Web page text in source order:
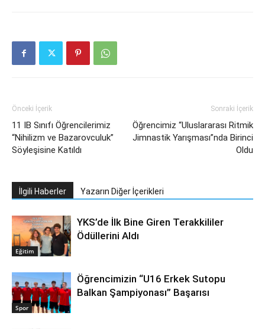
Önceki İçerik
11 IB Sınıfı Öğrencilerimiz
“Nihilizm ve Bazarovculuk”
Söyleşisine Katıldı
Sonraki İçerik
Öğrencimiz “Uluslararası Ritmik
Jimnastik Yarışması”nda Birinci
Oldu
İlgili Haberler Yazarın Diğer İçerikleri
Eğitim
YKS’de İlk Bine Giren Terakkililer
Ödüllerini Aldı
Spor
Öğrencimizin “U16 Erkek Sutopu
Balkan Şampiyonası” Başarısı